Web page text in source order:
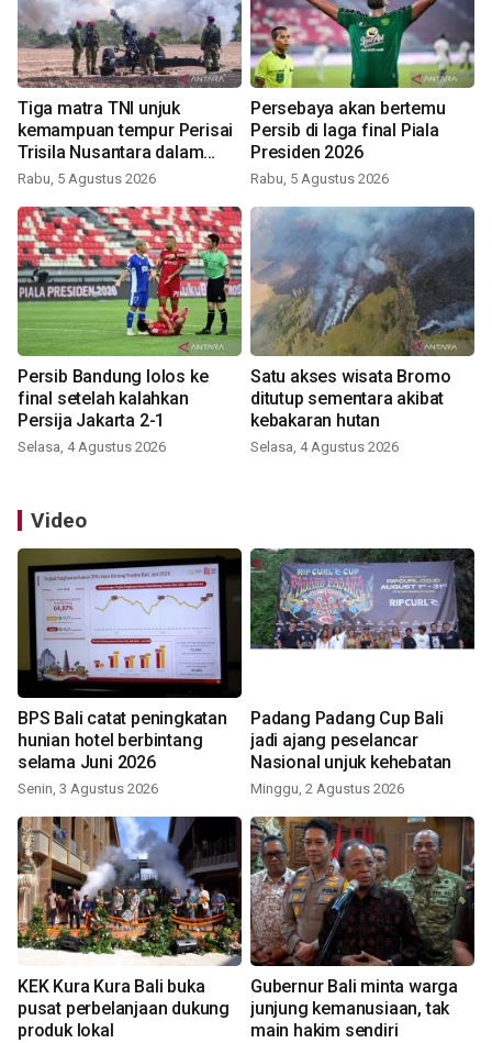
Tiga matra TNI unjuk
kemampuan tempur Perisai
Trisila Nusantara dalam
latihan di Kepri
Rabu, 5 Agustus 2026
Persebaya akan bertemu
Persib di laga final Piala
Presiden 2026
Rabu, 5 Agustus 2026
Persib Bandung lolos ke
final setelah kalahkan
Persija Jakarta 2-1
Selasa, 4 Agustus 2026
Satu akses wisata Bromo
ditutup sementara akibat
kebakaran hutan
Selasa, 4 Agustus 2026
Video
BPS Bali catat peningkatan
hunian hotel berbintang
selama Juni 2026
Senin, 3 Agustus 2026
Padang Padang Cup Bali
jadi ajang peselancar
Nasional unjuk kehebatan
Minggu, 2 Agustus 2026
KEK Kura Kura Bali buka
pusat perbelanjaan dukung
produk lokal
Gubernur Bali minta warga
junjung kemanusiaan, tak
main hakim sendiri